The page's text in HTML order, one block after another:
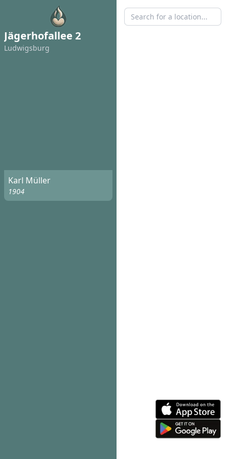
Jägerhofallee 2
Ludwigsburg
Karl Müller
1904